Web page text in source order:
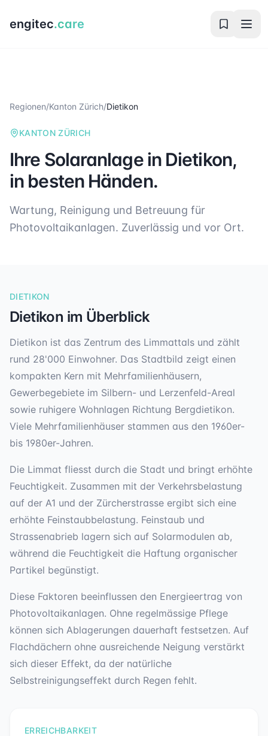
engitec.care
Regionen/Kanton Zürich/Dietikon
KANTON ZÜRICH
Ihre Solaranlage in Dietikon,
in besten Händen.
Wartung, Reinigung und Betreuung für
Photovoltaikanlagen. Zuverlässig und vor Ort.
DIETIKON
Dietikon im Überblick
Dietikon ist das Zentrum des Limmattals und zählt
rund 28'000 Einwohner. Das Stadtbild zeigt einen
kompakten Kern mit Mehrfamilienhäusern,
Gewerbegebiete im Silbern- und Lerzenfeld-Areal
sowie ruhigere Wohnlagen Richtung Bergdietikon.
Viele Mehrfamilienhäuser stammen aus den 1960er-
bis 1980er-Jahren.
Die Limmat fliesst durch die Stadt und bringt erhöhte
Feuchtigkeit. Zusammen mit der Verkehrsbelastung
auf der A1 und der Zürcherstrasse ergibt sich eine
erhöhte Feinstaubbelastung. Feinstaub und
Strassenabrieb lagern sich auf Solarmodulen ab,
während die Feuchtigkeit die Haftung organischer
Partikel begünstigt.
Diese Faktoren beeinflussen den Energieertrag von
Photovoltaikanlagen. Ohne regelmässige Pflege
können sich Ablagerungen dauerhaft festsetzen. Auf
Flachdächern ohne ausreichende Neigung verstärkt
sich dieser Effekt, da der natürliche
Selbstreinigungseffekt durch Regen fehlt.
ERREICHBARKEIT